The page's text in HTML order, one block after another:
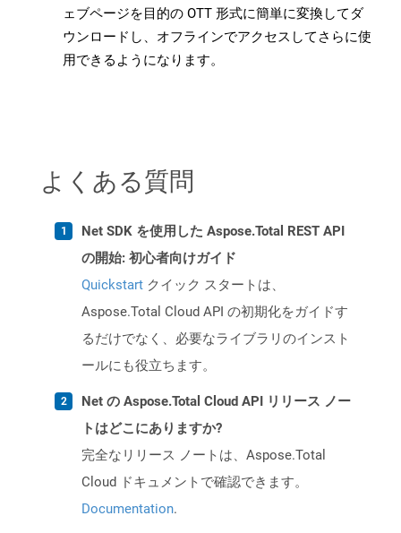
ェブページを目的の OTT 形式に簡単に変換してダ
ウンロードし、オフラインでアクセスしてさらに使
用できるようになります。
よくある質問
Net SDK を使用した Aspose.Total REST API
の開始: 初心者向けガイド
Quickstart クイック スタートは、
Aspose.Total Cloud API の初期化をガイドす
るだけでなく、必要なライブラリのインスト
ールにも役立ちます。
Net の Aspose.Total Cloud API リリース ノー
トはどこにありますか?
完全なリリース ノートは、Aspose.Total
Cloud ドキュメントで確認できます。
Documentation.